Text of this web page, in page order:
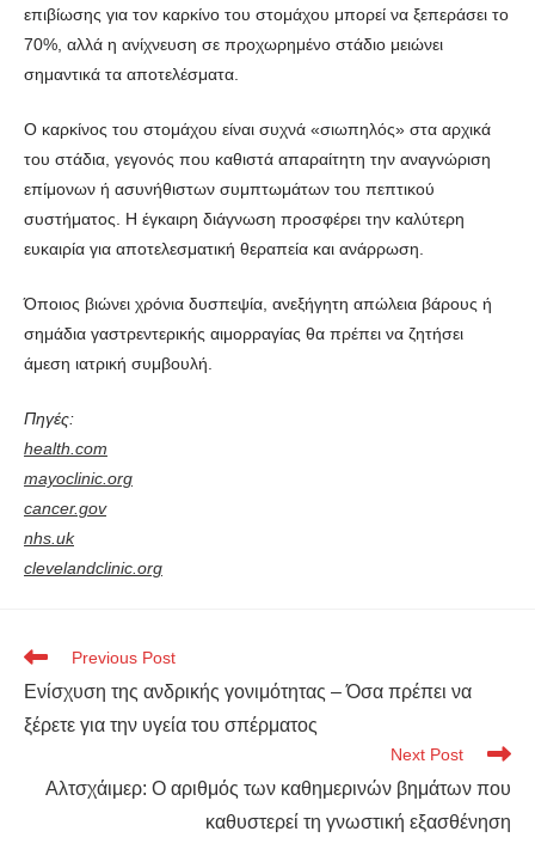
επιβίωσης για τον καρκίνο του στομάχου μπορεί να ξεπεράσει το
70%, αλλά η ανίχνευση σε προχωρημένο στάδιο μειώνει
σημαντικά τα αποτελέσματα.
Ο καρκίνος του στομάχου είναι συχνά «σιωπηλός» στα αρχικά
του στάδια, γεγονός που καθιστά απαραίτητη την αναγνώριση
επίμονων ή ασυνήθιστων συμπτωμάτων του πεπτικού
συστήματος. Η έγκαιρη διάγνωση προσφέρει την καλύτερη
ευκαιρία για αποτελεσματική θεραπεία και ανάρρωση.
Όποιος βιώνει χρόνια δυσπεψία, ανεξήγητη απώλεια βάρους ή
σημάδια γαστρεντερικής αιμορραγίας θα πρέπει να ζητήσει
άμεση ιατρική συμβουλή.
Πηγές:
health.com
mayoclinic.org
cancer.gov
nhs.uk
clevelandclinic.org
Previous Post
Ενίσχυση της ανδρικής γονιμότητας – Όσα πρέπει να
ξέρετε για την υγεία του σπέρματος
Next Post
Αλτσχάιμερ: Ο αριθμός των καθημερινών βημάτων που
καθυστερεί τη γνωστική εξασθένηση